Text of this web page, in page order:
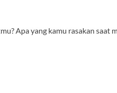
Apa yang kamu rasakan saat